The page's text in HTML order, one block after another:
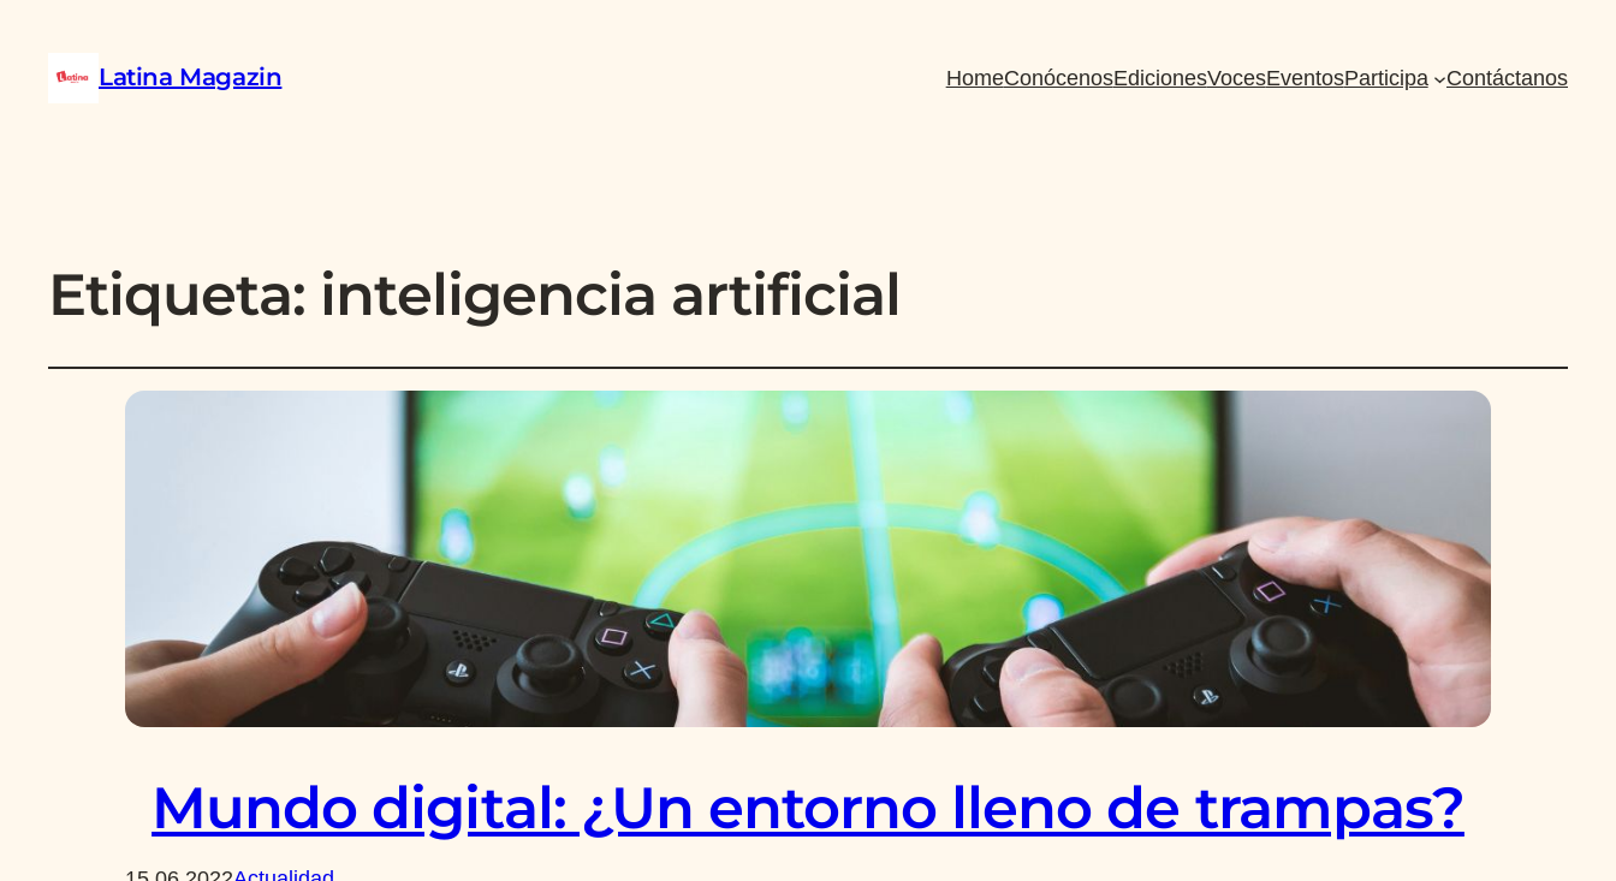
Latina Magazin HomeConócenosEdicionesVocesEventosParticipa Contáctanos
Etiqueta: inteligencia artificial
Mundo digital: ¿Un entorno lleno de trampas?